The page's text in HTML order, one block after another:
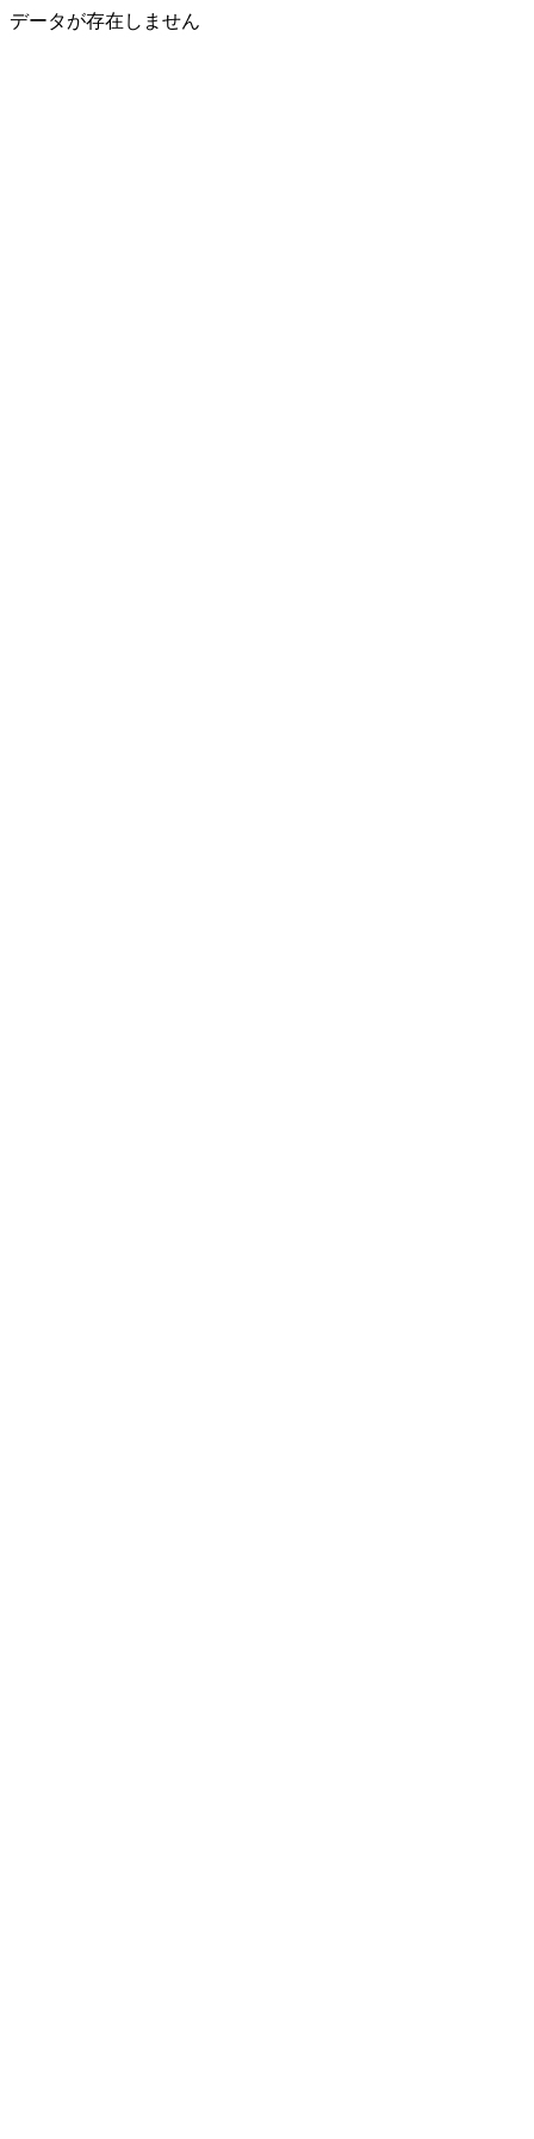
データが存在しません